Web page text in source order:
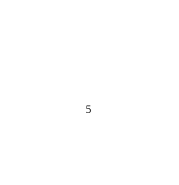
5